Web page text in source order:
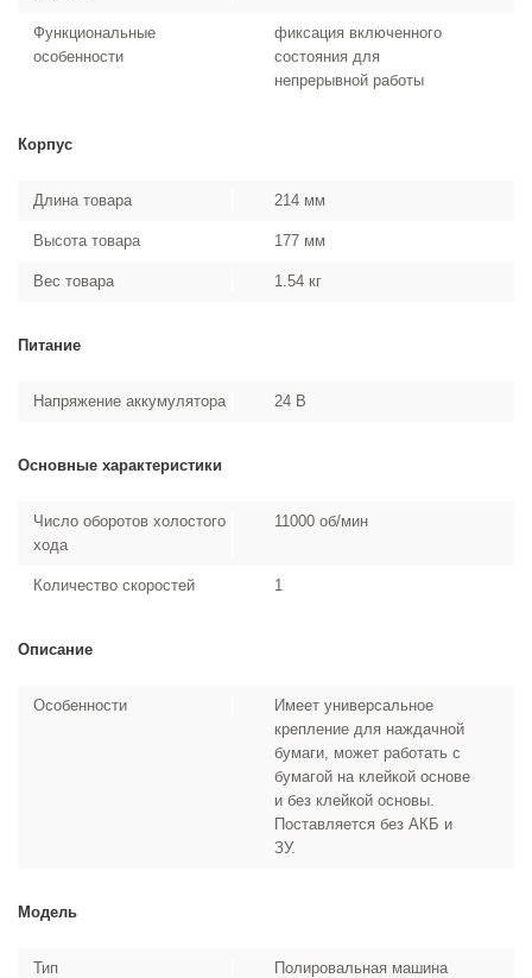
Функциональные
особенности
фиксация включенного
состояния для
непрерывной работы
Корпус
Длина товара 214 мм
Высота товара 177 мм
Вес товара 1.54 кг
Питание
Напряжение аккумулятора 24 В
Основные характеристики
Число оборотов холостого
хода
11000 об/мин
Количество скоростей 1
Описание
Особенности
Имеет универсальное
крепление для наждачной
бумаги, может работать с
бумагой на клейкой основе
и без клейкой основы.
Поставляется без АКБ и
ЗУ.
Модель
Тип Полировальная машина